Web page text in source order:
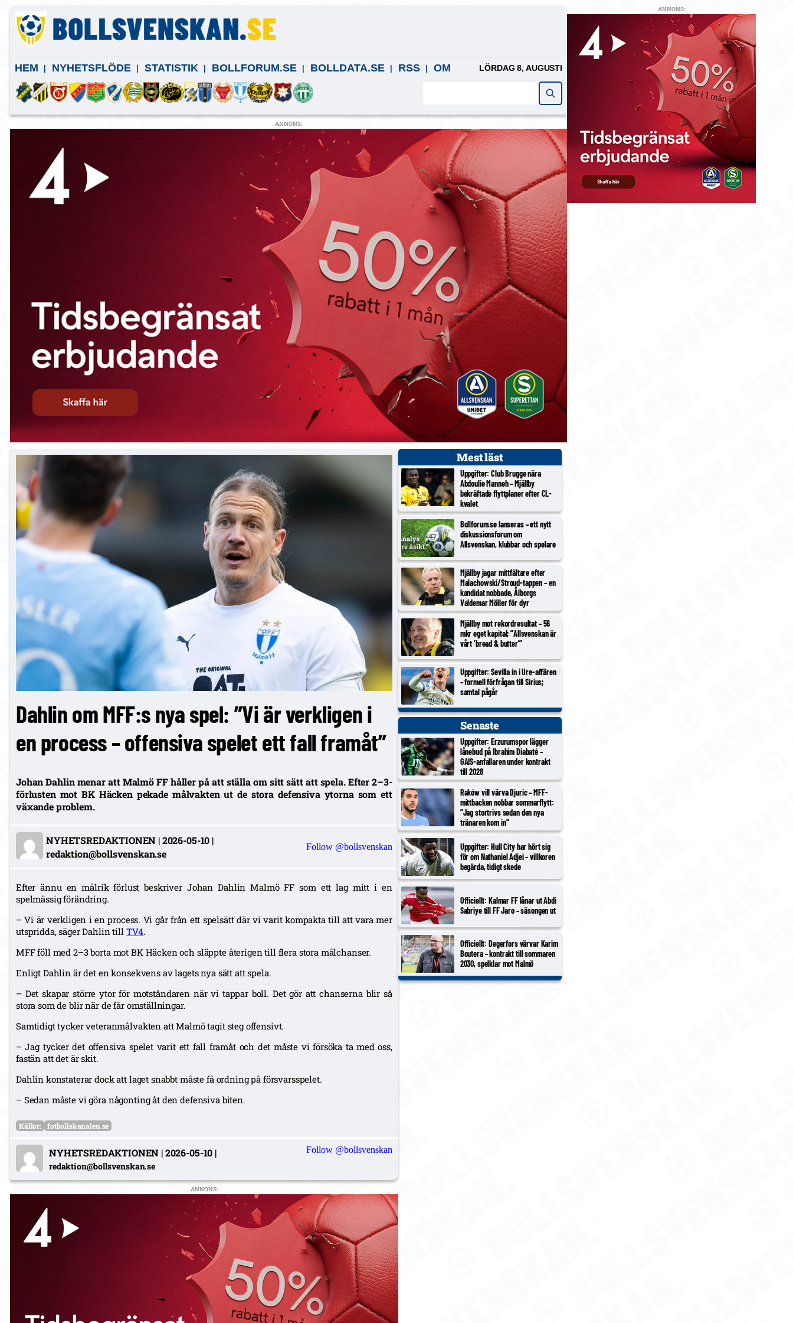
HEM NYHETSFLÖDE STATISTIK BOLLFORUM.SE BOLLDATA.SE RSS OM LÖRDAG 8, AUGUSTI
ANNONS:
Dahlin om MFF:s nya spel: ”Vi är verkligen i
en process – offensiva spelet ett fall framåt”
Johan Dahlin menar att Malmö FF håller på att ställa om sitt sätt att spela. Efter 2–3-
förlusten mot BK Häcken pekade målvakten ut de stora defensiva ytorna som ett
växande problem.
NYHETSREDAKTIONEN |2026-05-10 |
redaktion@bollsvenskan.se
Follow @bollsvenskan
Efter ännu en målrik förlust beskriver Johan Dahlin Malmö FF som ett lag mitt i en
spelmässig förändring.
– Vi är verkligen i en process. Vi går från ett spelsätt där vi varit kompakta till att vara mer
utspridda, säger Dahlin till TV4.
MFF föll med 2–3 borta mot BK Häcken och släppte återigen till flera stora målchanser.
Enligt Dahlin är det en konsekvens av lagets nya sätt att spela.
– Det skapar större ytor för motståndaren när vi tappar boll. Det gör att chanserna blir så
stora som de blir när de får omställningar.
Samtidigt tycker veteranmålvakten att Malmö tagit steg offensivt.
– Jag tycker det offensiva spelet varit ett fall framåt och det måste vi försöka ta med oss,
fastän att det är skit.
Dahlin konstaterar dock att laget snabbt måste få ordning på försvarsspelet.
– Sedan måste vi göra någonting åt den defensiva biten.
Källor: fotbollskanalen.se
NYHETSREDAKTIONEN |2026-05-10 |
redaktion@bollsvenskan.se
Follow @bollsvenskan
ANNONS:
Mest läst
Uppgifter: Club Brugge nära
Abdoulie Manneh – Mjällby
bekräftade flyttplaner efter CL-
kvalet
Bollforum.se lanseras – ett nytt
diskussionsforum om
Allsvenskan, klubbar och spelare
Mjällby jagar mittfältare efter
Malachowski/Stroud-tappen – en
kandidat nobbade, Ålborgs
Valdemar Möller för dyr
Mjällby mot rekordresultat – 56
mkr eget kapital; ”Allsvenskan är
vårt ’bread & butter'”
Uppgifter: Sevilla in i Ure-affären
– formell förfrågan till Sirius;
samtal pågår
Senaste
Uppgifter: Erzurumspor lägger
lånebud på Ibrahim Diabaté –
GAIS-anfallaren under kontrakt
till 2028
Raków vill värva Djuric – MFF-
mittbacken nobbar sommarflytt:
”Jag stortrivs sedan den nya
tränaren kom in”
Uppgifter: Hull City har hört sig
för om Nathaniel Adjei – villkoren
begärda, tidigt skede
Officiellt: Kalmar FF lånar ut Abdi
Sabriye till FF Jaro – säsongen ut
Officiellt: Degerfors värvar Karim
Boutera – kontrakt till sommaren
2030, spelklar mot Malmö
ANNONS: